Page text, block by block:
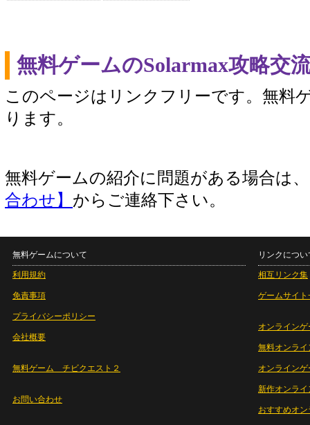
無料ゲームのSolarmax攻略交
このページはリンクフリーです。無料
ります。
無料ゲームの紹介に問題がある場合は
合わせ】 からご連絡下さい。
無料ゲームについて
利用規約
免責事項
プライバシーポリシー
会社概要
無料ゲーム チビクエスト２
お問い合わせ
リンクについ
相互リンク集
ゲームサイト
オンラインゲ
無料オンライ
オンライン
新作オンライ
おすすめオ